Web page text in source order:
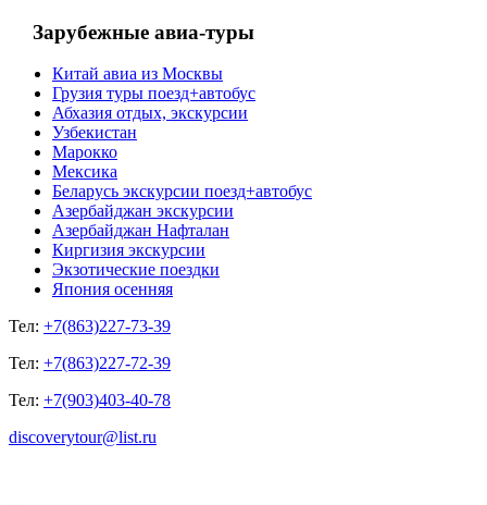
Зарубежные авиа-туры
Китай авиа из Москвы
Грузия туры поезд+автобус
Абхазия отдых, экскурсии
Узбекистан
Марокко
Мексика
Беларусь экскурсии поезд+автобус
Азербайджан экскурсии
Азербайджан Нафталан
Киргизия экскурсии
Экзотические поездки
Япония осенняя
Тел: +7(863)227-73-39
Тел: +7(863)227-72-39
Тел: +7(903)403-40-78
discoverytour@list.ru